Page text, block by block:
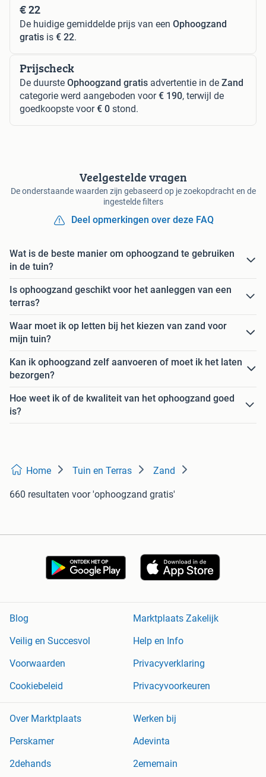
€ 22
De huidige gemiddelde prijs van een Ophoogzand
gratis is € 22.
Prijscheck
De duurste Ophoogzand gratis advertentie in de Zand
categorie werd aangeboden voor€ 190, terwijl de
goedkoopste voor€ 0 stond.
Veelgestelde vragen
De onderstaande waarden zijn gebaseerd op je zoekopdracht en de
ingestelde filters
Deel opmerkingen over deze FAQ
Wat is de beste manier om ophoogzand te gebruiken
in de tuin?
Is ophoogzand geschikt voor het aanleggen van een
terras?
Waar moet ik op letten bij het kiezen van zand voor
mijn tuin?
Kan ik ophoogzand zelf aanvoeren of moet ik het laten
bezorgen?
Hoe weet ik of de kwaliteit van het ophoogzand goed
is?
Home Tuin en Terras Zand
660 resultaten voor 'ophoogzand gratis'
Blog
Marktplaats Zakelijk
Veilig en Succesvol
Help en Info
Voorwaarden
Privacyverklaring
Cookiebeleid
Privacyvoorkeuren
Over Marktplaats
Werken bij
Perskamer
Adevinta
2dehands
2ememain